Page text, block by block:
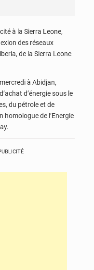
à la Sierra Leone,
des réseaux
de la Sierra Leone
à Abidjan,
d’énergie sous le
du pétrole et de
homologue de l’Energie